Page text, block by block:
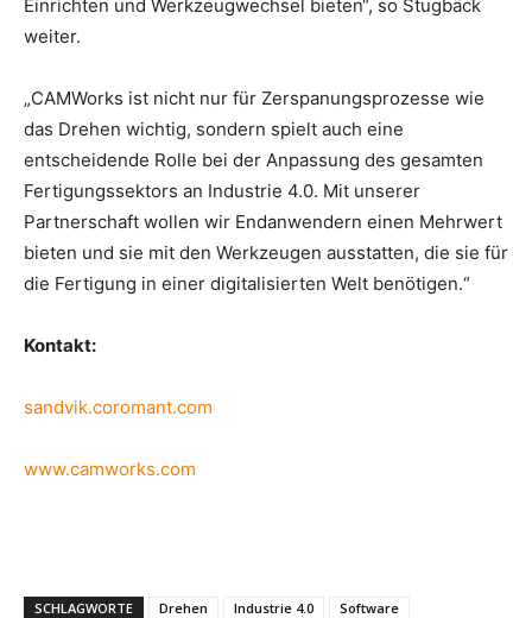
Einrichten und Werkzeugwechsel bieten“, so Stugbäck
weiter.
„CAMWorks ist nicht nur für Zerspanungsprozesse wie
das Drehen wichtig, sondern spielt auch eine
entscheidende Rolle bei der Anpassung des gesamten
Fertigungssektors an Industrie 4.0. Mit unserer
Partnerschaft wollen wir Endanwendern einen Mehrwert
bieten und sie mit den Werkzeugen ausstatten, die sie für
die Fertigung in einer digitalisierten Welt benötigen.“
Kontakt:
sandvik.coromant.com
www.camworks.com
SCHLAGWORTE Drehen Industrie 4.0 Software